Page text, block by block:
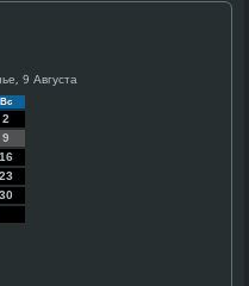
9 Августа
Вс
2
9
16
23
30